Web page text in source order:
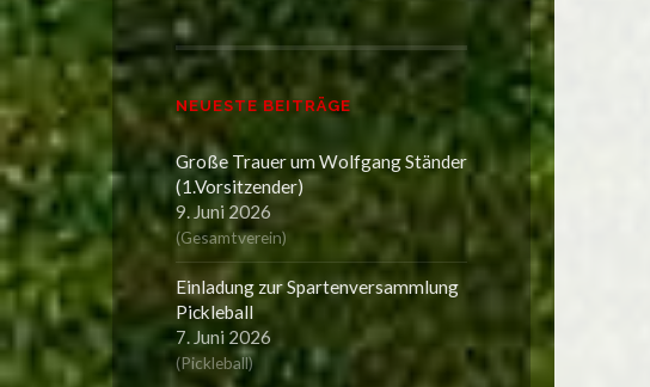
NEUESTE BEITRÄGE
Große Trauer um Wolfgang Ständer
(1.Vorsitzender)
9. Juni 2026
(Gesamtverein)
Einladung zur Spartenversammlung
Pickleball
7. Juni 2026
(Pickleball)